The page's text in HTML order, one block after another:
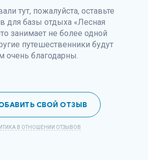
тут, пожалуйста, оставьте
для базы отдыха «Лесная
занимает не более одной
путешественники будут
очень благодарны.
СВОЙ ОТЗЫВ
В ОТНОШЕНИИ ОТЗЫВОВ